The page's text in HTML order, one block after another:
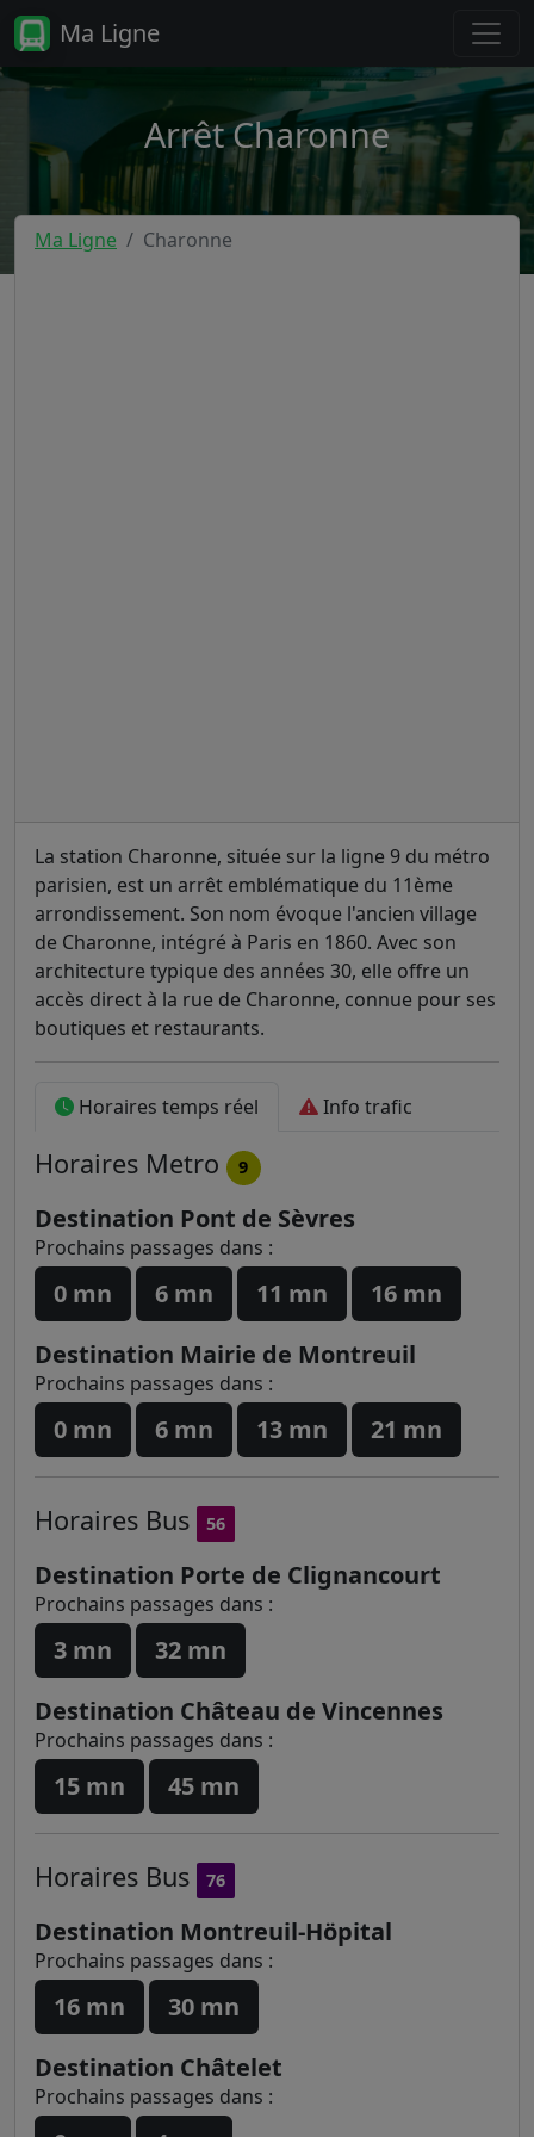
Ma Ligne
Arrêt Charonne
Ma Ligne Charonne
La station Charonne, située sur la ligne 9 du métro
parisien, est un arrêt emblématique du 11ème
arrondissement. Son nom évoque l'ancien village
de Charonne, intégré à Paris en 1860. Avec son
architecture typique des années 30, elle offre un
accès direct à la rue de Charonne, connue pour ses
boutiques et restaurants.
Horaires temps réel Info trafic
Horaires Metro 9
Destination Pont de Sèvres
Prochains passages dans :
0 mn 6 mn 11 mn
16 mn
Destination Mairie de Montreuil
Prochains passages dans :
0 mn 6 mn 13 mn 21 mn
Horaires Bus 56
Destination Porte de Clignancourt
Prochains passages dans :
3 mn
32 mn
Destination Château de Vincennes
Prochains passages dans :
15 mn 45 mn
Horaires Bus 76
Destination Montreuil-Höpital
Prochains passages dans :
16 mn
30 mn
Destination Châtelet
Prochains passages dans :